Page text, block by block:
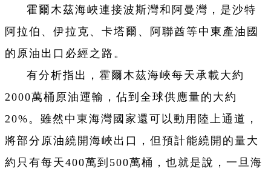
霍爾木茲海峽連接波斯灣和阿曼灣，是沙特
阿拉伯、伊拉克、卡塔爾、阿聯酋等中東產油國
的原油出口必經之路。
有分析指出，霍爾木茲海峽每天承載大約
2000萬桶原油運輸，佔到全球供應量的大約
20%。雖然中東海灣國家還可以動用陸上通道，
將部分原油繞開海峽出口，但預計能繞開的量大
約只有每天400萬到500萬桶，也就是說，一旦海